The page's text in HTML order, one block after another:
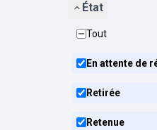
État
Tout
En attente de
Retirée
Retenue